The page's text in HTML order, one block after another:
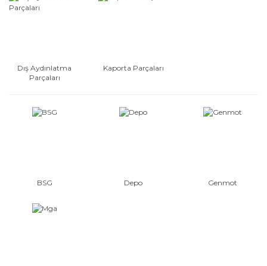
Dış Aydınlatma
Parçaları
Kaporta Parçaları
BSG Depo Genmot